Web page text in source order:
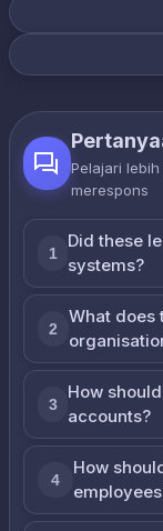
Pelajari
merespons
1
Did these
systems?
2
What does
3
How
accounts?
4
How